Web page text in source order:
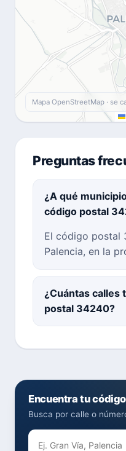
Mapa OpenStreetMap · se
Preguntas
¿A qué
código postal
El código postal
Palencia, en la
¿Cuántas calles
postal 34240?
Encuentra tu
Busca por calle o